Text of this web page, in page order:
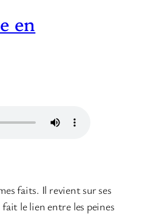
en
faits. Il revient sur ses
le lien entre les peines